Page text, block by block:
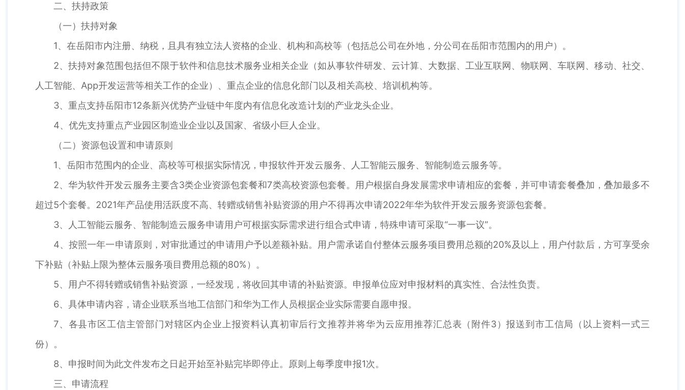
二、扶持政策
（一）扶持对象
1、在岳阳市内注册、纳税，且具有独立法人资格的企业、机构和高校等（包括总公司在外地，分公司在岳阳市范围内的用户）。
2、扶持对象范围包括但不限于软件和信息技术服务业相关企业（如从事软件研发、云计算、大数据、工业互联网、物联网、车联网、移动、社交、
人工智能、App开发运营等相关工作的企业）、重点企业的信息化部门以及相关高校、培训机构等。
3、重点支持岳阳市12条新兴优势产业链中年度内有信息化改造计划的产业龙头企业。
4、优先支持重点产业园区制造业企业以及国家、省级小巨人企业。
（二）资源包设置和申请原则
1、岳阳市范围内的企业、高校等可根据实际情况，申报软件开发云服务、人工智能云服务、智能制造云服务等。
2、华为软件开发云服务主要含3类企业资源包套餐和7类高校资源包套餐。用户根据自身发展需求申请相应的套餐，并可申请套餐叠加，叠加最多不
超过5个套餐。2021年产品使用活跃度不高、转赠或销售补贴资源的用户不得再次申请2022年华为软件开发云服务资源包套餐。
3、人工智能云服务、智能制造云服务申请用户可根据实际需求进行组合式申请，特殊申请可采取“一事一议”。
4、按照一年一申请原则，对审批通过的申请用户予以差额补贴。用户需承诺自付整体云服务项目费用总额的20%及以上，用户付款后，方可享受余
下补贴（补贴上限为整体云服务项目费用总额的80%）。
5、用户不得转赠或销售补贴资源，一经发现，将收回其申请的补贴资源。申报单位应对申报材料的真实性、合法性负责。
6、具体申请内容，请企业联系当地工信部门和华为工作人员根据企业实际需要自愿申报。
7、各县市区工信主管部门对辖区内企业上报资料认真初审后行文推荐并将华为云应用推荐汇总表（附件3）报送到市工信局（以上资料一式三
份）。
8、申报时间为此文件发布之日起开始至补贴完毕即停止。原则上每季度申报1次。
三、申请流程